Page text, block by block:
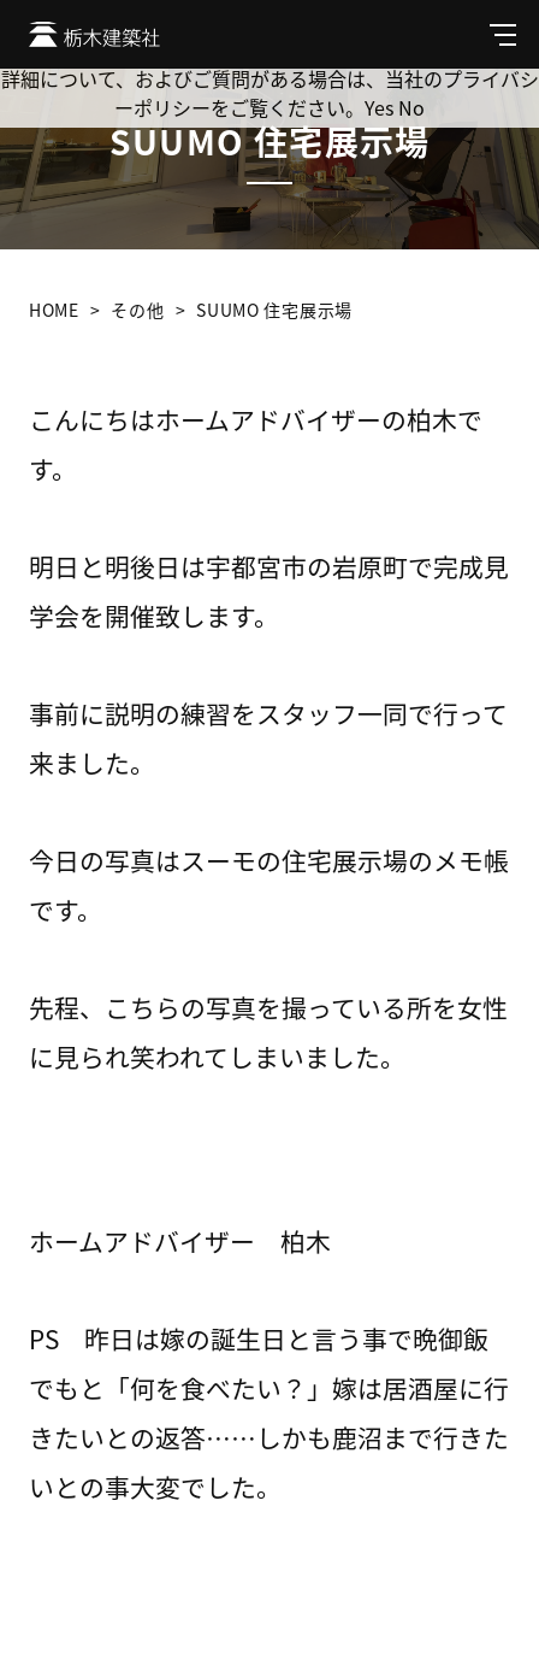
メ
ニ
ュ
SUUMO 住宅展示場
HOME その他 SUUMO 住宅展示場
こんにちはホームアドバイザーの柏木で
す。
明日と明後日は宇都宮市の岩原町で完成見
学会を開催致します。
事前に説明の練習をスタッフ一同で行って
来ました。
今日の写真はスーモの住宅展示場のメモ帳
です。
先程、こちらの写真を撮っている所を女性
に見られ笑われてしまいました。
ホームアドバイザー 柏木
PS 昨日は嫁の誕生日と言う事で晩御飯
でもと「何を食べたい？」嫁は居酒屋に行
きたいとの返答……しかも鹿沼まで行きた
いとの事大変でした。
Cookie を使用して、お客様の活動を追跡してもよろしいです
か? 当社ではお客様のプライバシーを極めて重視しています。
詳細について、およびご質問がある場合は、当社のプライバシ
ーポリシーをご覧ください。 Yes No